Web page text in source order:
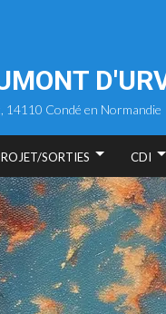
14110 Condé en Normandie
SORTIES CDI